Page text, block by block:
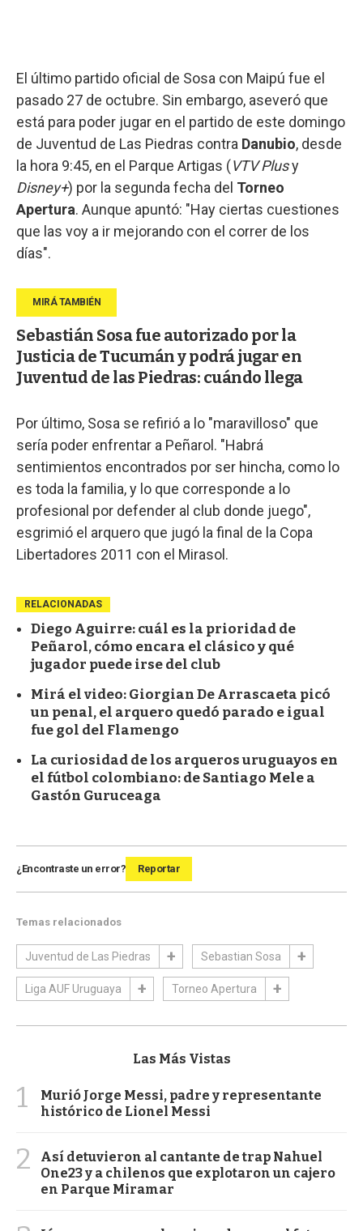
El último partido oficial de Sosa con Maipú fue el
pasado 27 de octubre. Sin embargo, aseveró que
está para poder jugar en el partido de este domingo
de Juventud de Las Piedras contra Danubio, desde
la hora 9:45, en el Parque Artigas (VTV Plusy
Disney+) por la segunda fecha del Torneo
Apertura. Aunque apuntó: "Hay ciertas cuestiones
que las voy a ir mejorando con el correr de los
días".
Sebastián Sosa fue autorizado por la
Justicia de Tucumán y podrá jugar en
Juventud de las Piedras: cuándo llega
Por último, Sosa se refirió a lo "maravilloso" que
sería poder enfrentar a Peñarol. "Habrá
sentimientos encontrados por ser hincha, como lo
es toda la familia, y lo que corresponde a lo
profesional por defender al club donde juego",
esgrimió el arquero que jugó la final de la Copa
Libertadores 2011 con el Mirasol.
RELACIONADAS
Diego Aguirre: cuál es la prioridad de
Peñarol, cómo encara el clásico y qué
jugador puede irse del club
Mirá el video: Giorgian De Arrascaeta picó
un penal, el arquero quedó parado e igual
fue gol del Flamengo
La curiosidad de los arqueros uruguayos en
el fútbol colombiano: de Santiago Mele a
Gastón Guruceaga
¿Encontraste un error? Reportar
Temas relacionados
Juventud de Las Piedras Sebastian Sosa
Liga AUF Uruguaya Torneo Apertura
Las Más Vistas
1
Murió Jorge Messi, padre y representante
histórico de Lionel Messi
2
Así detuvieron al cantante de trap Nahuel
One23 y a chilenos que explotaron un cajero
en Parque Miramar